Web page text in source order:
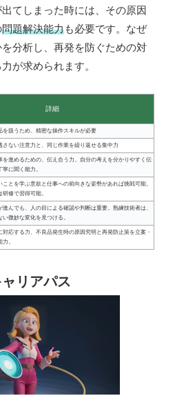
てしまった時には、その原因
問題解決能力も必要です。なぜ
分析し、再発を防ぐための対
が求められます。
詳細
を扱うため、精密な操作スキルが必要
さない注意力と、同じ作業を繰り返せる集中力
を進めるための、伝え合う力。自分の考えを分かりやすく伝
に聞く能力。
ことを学ぶ意欲と仕事への前向きな姿勢があれば挑戦可能。
修で習得可能。
進んでも、人の目による確認や判断は重要。熟練技術者は、
微妙な変化を見つける。
対応する力、不良品発生時の原因究明と再発防止策を立案・
。
ャリアパス